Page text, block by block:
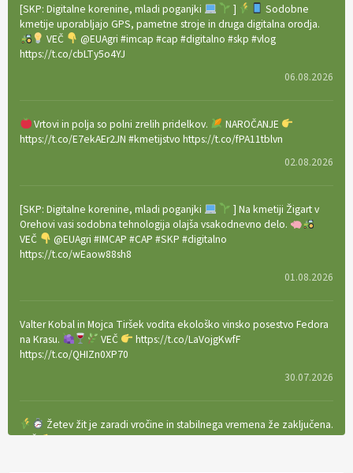
[SKP: Digitalne korenine, mladi poganjki ]
Sodobne
kmetije uporabljajo GPS, pametne stroje in druga digitalna orodja.
VEČ
@EUAgri #imcap #cap #digitalno #skp #vlog
https://t.co/cbLTy5o4YJ
06.08.2026
Vrtovi in polja so polni zrelih pridelkov.
NAROČANJE
https://t.co/E7ekAEr2JN #kmetijstvo https://t.co/fPA11tblvn
02.08.2026
[SKP: Digitalne korenine, mladi poganjki
] Na kmetiji Žigart v
Orehovi vasi sodobna tehnologija olajša vsakodnevno delo.
VEČ
@EUAgri #IMCAP #CAP #SKP #digitalno
https://t.co/wEaow88sh8
01.08.2026
Valter Kobal in Mojca Tiršek vodita ekološko vinsko posestvo Fedora
na Krasu.
VEČ
https://t.co/LaVojgKwfF
https://t.co/QHIZn0XP70
30.07.2026
Žetev žit je zaradi vročine in stabilnega vremena že zaključena.
VEČ
https://t.co/bBWaIz6Hhh https://t.co/TtKoOF5ENS